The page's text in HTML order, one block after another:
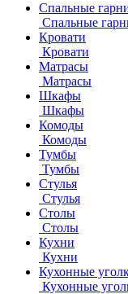
Спальные
Спальные
Кровати
Кровати
Матрасы
Матрасы
Шкафы
Шкафы
Комоды
Комоды
Тумбы
Тумбы
Стулья
Стулья
Столы
Столы
Кухни
Кухни
Кухонные
Кухонные